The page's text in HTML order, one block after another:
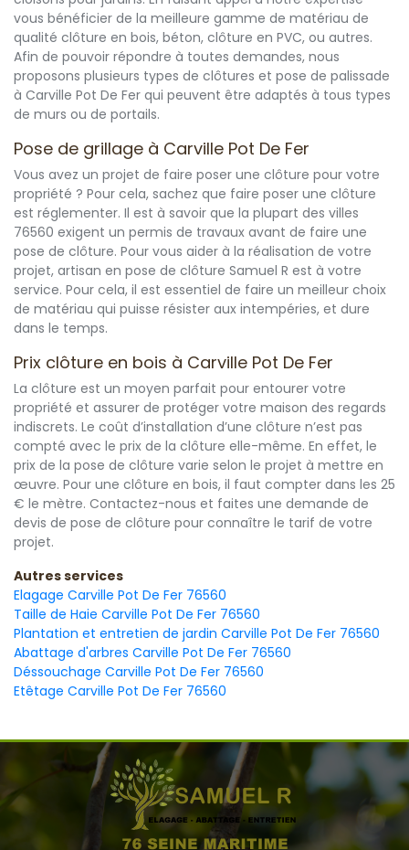
vous bénéficier de la meilleure gamme de matériau de
qualité clôture en bois, béton, clôture en PVC, ou autres.
Afin de pouvoir répondre à toutes demandes, nous
proposons plusieurs types de clôtures et pose de palissade
à Carville Pot De Fer qui peuvent être adaptés à tous types
de murs ou de portails.
Pose de grillage à Carville Pot De Fer
Vous avez un projet de faire poser une clôture pour votre
propriété ? Pour cela, sachez que faire poser une clôture
est réglementer. Il est à savoir que la plupart des villes
76560 exigent un permis de travaux avant de faire une
pose de clôture. Pour vous aider à la réalisation de votre
projet, artisan en pose de clôture Samuel R est à votre
service. Pour cela, il est essentiel de faire un meilleur choix
de matériau qui puisse résister aux intempéries, et dure
dans le temps.
Prix clôture en bois à Carville Pot De Fer
La clôture est un moyen parfait pour entourer votre
propriété et assurer de protéger votre maison des regards
indiscrets. Le coût d’installation d’une clôture n’est pas
compté avec le prix de la clôture elle-même. En effet, le
prix de la pose de clôture varie selon le projet à mettre en
œuvre. Pour une clôture en bois, il faut compter dans les 25
€ le mètre. Contactez-nous et faites une demande de
devis de pose de clôture pour connaître le tarif de votre
projet.
Autres services
Elagage Carville Pot De Fer 76560
Taille de Haie Carville Pot De Fer 76560
Plantation et entretien de jardin Carville Pot De Fer 76560
Abattage d'arbres Carville Pot De Fer 76560
Déssouchage Carville Pot De Fer 76560
Etêtage Carville Pot De Fer 76560